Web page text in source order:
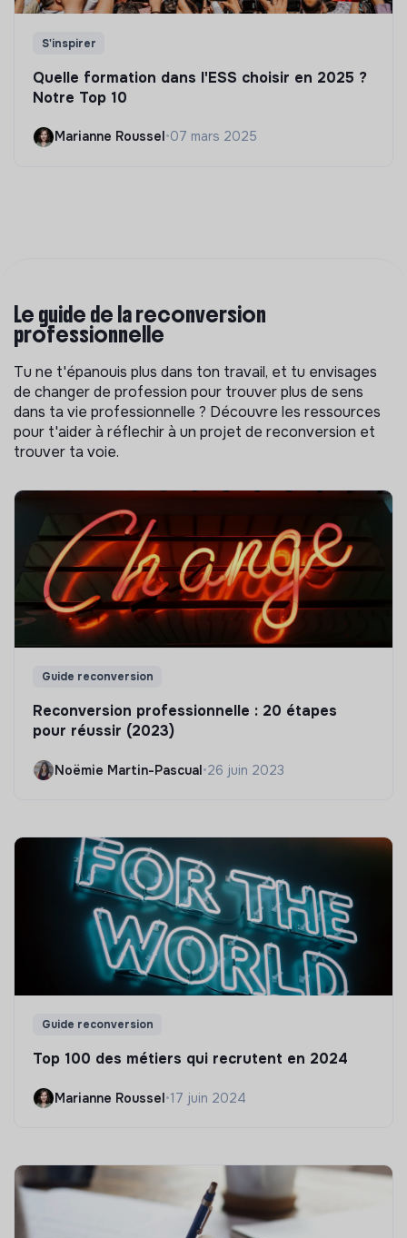
S'inspirer
Quelle formation dans l'ESS choisir en 2025 ?
Notre Top 10
Marianne Roussel•07 mars 2025
Le guide de la reconversion
professionnelle
Tu ne t'épanouis plus dans ton travail, et tu envisages
de changer de profession pour trouver plus de sens
dans ta vie professionnelle ? Découvre les ressources
pour t'aider à réflechir à un projet de reconversion et
trouver ta voie.
Guide reconversion
Reconversion professionnelle : 20 étapes
pour réussir (2023)
Noëmie Martin-Pascual•26 juin 2023
Guide reconversion
Top 100 des métiers qui recrutent en 2024
Marianne Roussel•17 juin 2024